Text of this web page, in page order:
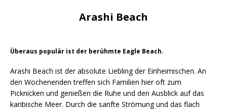
Arashi Beach
Überaus populär ist der berühmte Eagle Beach.
Arashi Beach ist der absolute Liebling der Einheimischen. An
den Wochenenden treffen sich Familien hier oft zum
Picknicken und genießen die Ruhe und den Ausblick auf das
karibische Meer. Durch die sanfte Strömung und das flach